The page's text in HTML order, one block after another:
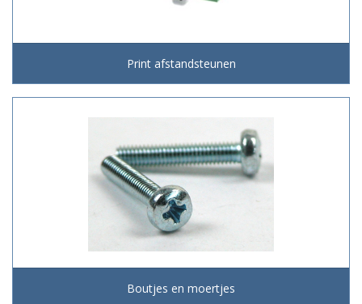
Print afstandsteunen
Boutjes en moertjes